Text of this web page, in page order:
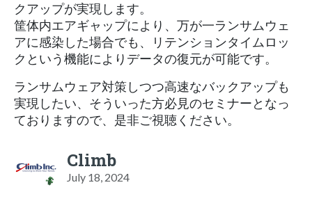
クアップが実現します。
筐体内エアギャップにより、万が一ランサムウェ
アに感染した場合でも、リテンションタイムロッ
クという機能によりデータの復元が可能です。
ランサムウェア対策しつつ高速なバックアップも
実現したい、そういった方必見のセミナーとなっ
ておりますので、是非ご視聴ください。
Climb
July 18, 2024